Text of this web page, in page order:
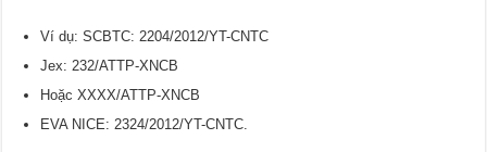
Ví dụ: SCBTC: 2204/2012/YT-CNTC
Jex: 232/ATTP-XNCB
Hoặc XXXX/ATTP-XNCB
EVA NICE: 2324/2012/YT-CNTC.